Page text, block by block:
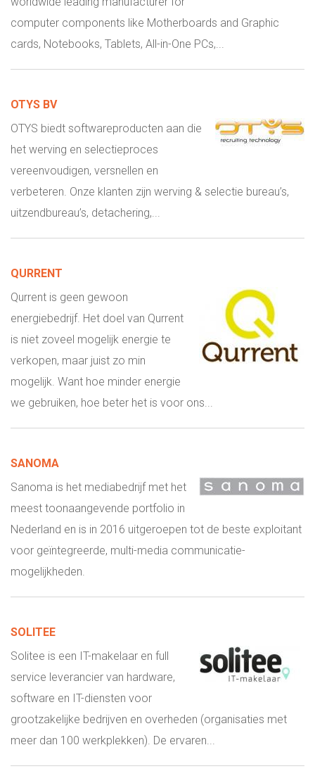
computer components like Motherboards and Graphic
cards, Notebooks, Tablets, All-in-One PCs,...
OTYS BV
OTYS biedt softwareproducten aan die
het werving en selectieproces
vereenvoudigen, versnellen en
verbeteren. Onze klanten zijn werving & selectie bureau’s,
uitzendbureau’s, detachering,...
QURRENT
Qurrent is geen gewoon
energiebedrijf. Het doel van Qurrent
is niet zoveel mogelijk energie te
verkopen, maar juist zo min
mogelijk. Want hoe minder energie
we gebruiken, hoe beter het is voor ons...
SANOMA
Sanoma is het mediabedrijf met het
meest toonaangevende portfolio in
Nederland en is in 2016 uitgeroepen tot de beste exploitant
voor geïntegreerde, multi-media communicatie-
mogelijkheden.
SOLITEE
Solitee is een IT-makelaar en full
service leverancier van hardware,
software en IT-diensten voor
grootzakelijke bedrijven en overheden (organisaties met
meer dan 100 werkplekken). De ervaren...